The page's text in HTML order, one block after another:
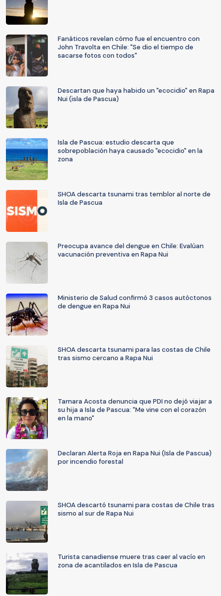
Fanáticos revelan cómo fue el encuentro con
John Travolta en Chile: "Se dio el tiempo de
sacarse fotos con todos"
Descartan que haya habido un "ecocidio" en Rapa
Nui (isla de Pascua)
Isla de Pascua: estudio descarta que
sobrepoblación haya causado "ecocidio" en la
zona
SHOA descarta tsunami tras temblor al norte de
Isla de Pascua
Preocupa avance del dengue en Chile: Evalúan
vacunación preventiva en Rapa Nui
Ministerio de Salud confirmó 3 casos autóctonos
de dengue en Rapa Nui
SHOA descarta tsunami para las costas de Chile
tras sismo cercano a Rapa Nui
Tamara Acosta denuncia que PDI no dejó viajar a
su hija a Isla de Pascua: "Me vine con el corazón
en la mano"
Declaran Alerta Roja en Rapa Nui (Isla de Pascua)
por incendio forestal
SHOA descartó tsunami para costas de Chile tras
sismo al sur de Rapa Nui
Turista canadiense muere tras caer al vacío en
zona de acantilados en Isla de Pascua